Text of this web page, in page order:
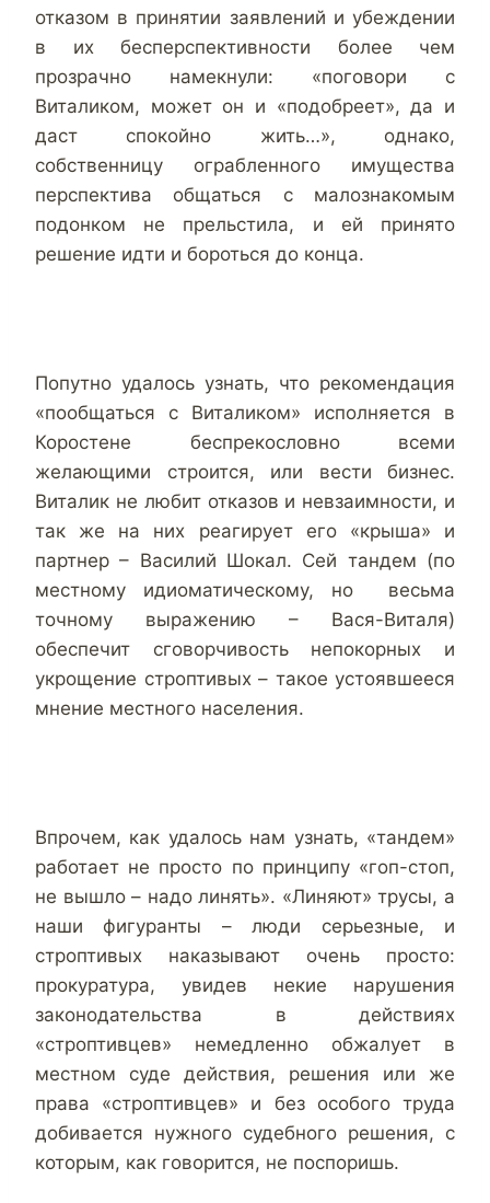
отказом в принятии заявлений и убеждении
в их бесперспективности более чем
прозрачно намекнули: «поговори с
Виталиком, может он и «подобреет», да и
даст спокойно жить…», однако,
собственницу ограбленного имущества
перспектива общаться с малознакомым
подонком не прельстила, и ей принято
решение идти и бороться до конца.
Попутно удалось узнать, что рекомендация
«пообщаться с Виталиком» исполняется в
Коростене беспрекословно всеми
желающими строится, или вести бизнес.
Виталик не любит отказов и невзаимности, и
так же на них реагирует его «крыша» и
партнер – Василий Шокал. Сей тандем (по
местному идиоматическому, но весьма
точному выражению – Вася-Виталя)
обеспечит сговорчивость непокорных и
укрощение строптивых – такое устоявшееся
мнение местного населения.
Впрочем, как удалось нам узнать, «тандем»
работает не просто по принципу «гоп-стоп,
не вышло – надо линять». «Линяют» трусы, а
наши фигуранты – люди серьезные, и
строптивых наказывают очень просто:
прокуратура, увидев некие нарушения
законодательства в действиях
«строптивцев» немедленно обжалует в
местном суде действия, решения или же
права «строптивцев» и без особого труда
добивается нужного судебного решения, с
которым, как говорится, не поспоришь.